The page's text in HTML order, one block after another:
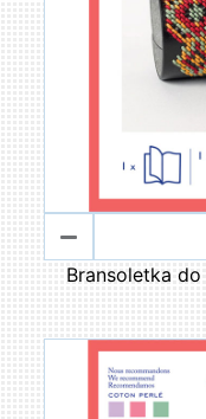
Bransoletka